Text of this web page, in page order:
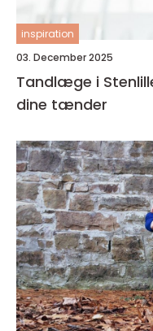
inspiration
03. December 2025
Tandlæge i
dine tænder